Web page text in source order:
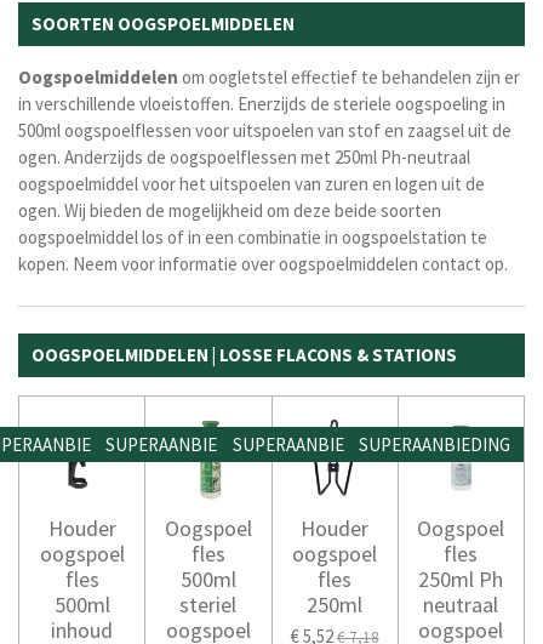
SOORTEN OOGSPOELMIDDELEN
Oogspoelmiddelen om oogletstel effectief te behandelen zijn er
in verschillende vloeistoffen. Enerzijds de steriele oogspoeling in
500ml oogspoelflessen voor uitspoelen van stof en zaagsel uit de
ogen. Anderzijds de oogspoelflessen met 250ml Ph-neutraal
oogspoelmiddel voor het uitspoelen van zuren en logen uit de
ogen. Wij bieden de mogelijkheid om deze beide soorten
oogspoelmiddel los of in een combinatie in oogspoelstation te
kopen. Neem voor informatie over oogspoelmiddelen contact op.
OOGSPOELMIDDELEN | LOSSE FLACONS & STATIONS
Houder
oogspoel
fles
500ml
inhoud
SUPERAANBIEDING
Oogspoel
fles
500ml
steriel
oogspoel
SUPERAANBIEDING
Houder
oogspoel
fles
250ml
€ 5,52€ 7,18
SUPERAANBIEDING
Oogspoel
fles
250ml Ph
neutraal
oogspoel